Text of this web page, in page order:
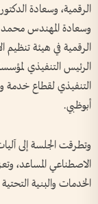
الرقمية، وسعادة
وسعادة المهندس محمد
الرقمية في هيئة تنظيم
الرئيس التنفيذي
التنفيذي لقطاع خدمة
أبوظبي.
وتطرقت الجلسة إلى
الاصطناعي المساعد،
الخدمات والبنية